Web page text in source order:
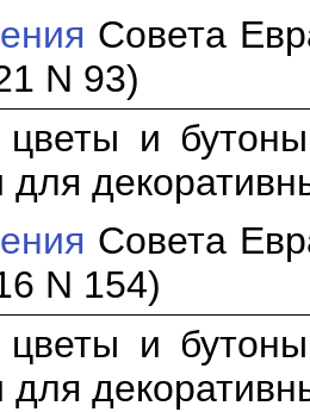
Совета
N 93)
и
для
Совета
N 154)
и
для